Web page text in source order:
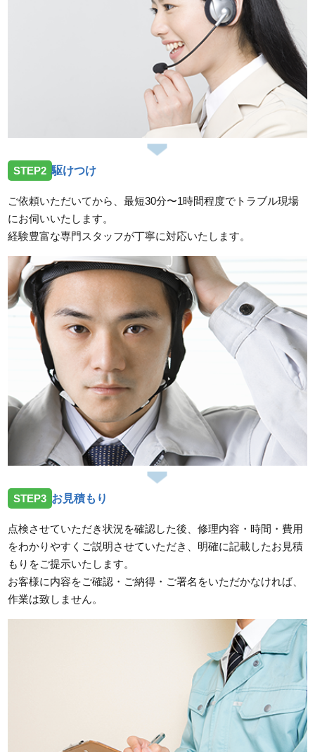
STEP2 駆けつけ
ご依頼いただいてから、最短30分〜1時間程度でトラブル現場
にお伺いいたします。
経験豊富な専門スタッフが丁寧に対応いたします。
STEP3 お見積もり
点検させていただき状況を確認した後、修理内容・時間・費用
をわかりやすくご説明させていただき、明確に記載したお見積
もりをご提示いたします。
お客様に内容をご確認・ご納得・ご署名をいただかなければ、
作業は致しません。